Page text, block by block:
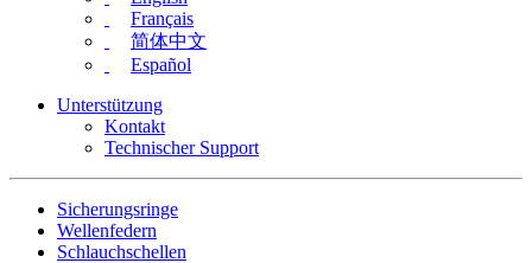
Français
简体中文
Español
Unterstützung
Kontakt
Technischer Support
Sicherungsringe
Wellenfedern
Schlauchschellen